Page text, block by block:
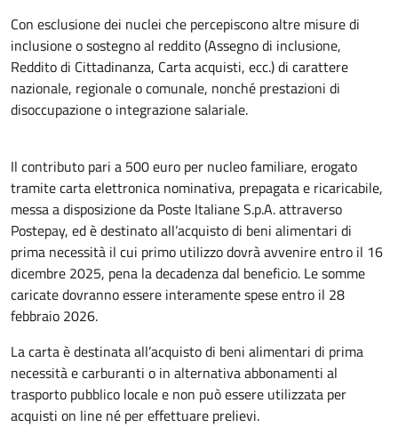
Con esclusione dei nuclei che percepiscono altre misure di
inclusione o sostegno al reddito (Assegno di inclusione,
Reddito di Cittadinanza, Carta acquisti, ecc.) di carattere
nazionale, regionale o comunale, nonché prestazioni di
disoccupazione o integrazione salariale.
Il contributo pari a 500 euro per nucleo familiare, erogato
tramite carta elettronica nominativa, prepagata e ricaricabile,
messa a disposizione da Poste Italiane S.p.A. attraverso
Postepay, ed è destinato all’acquisto di beni alimentari di
prima necessità il cui primo utilizzo dovrà avvenire entro il 16
dicembre 2025, pena la decadenza dal beneficio. Le somme
caricate dovranno essere interamente spese entro il 28
febbraio 2026.
La carta è destinata all’acquisto di beni alimentari di prima
necessità e carburanti o in alternativa abbonamenti al
trasporto pubblico locale e non può essere utilizzata per
acquisti on line né per effettuare prelievi.